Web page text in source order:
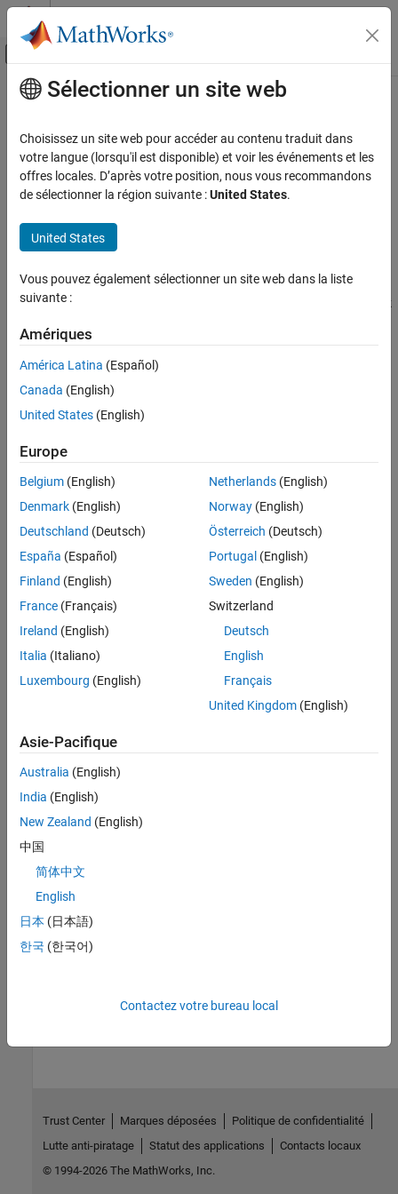
Passer au contenu
Activer/désactiver l'affichage du menu
Accueil de la documentation
Simulink Check
Clone Content Metric
ON THIS PAGE
Metric ID
Computation Details
See Also
Contenu principal
Clone Content Metric
Metric ID
Metric ID:mathworks.metrics.CloneContent
Description
Metric Type: Architecture
Use this metric to calculate the fraction of the total number of
subcomponents that are clones. Clones must have identical block
values. For more information on clone detection, see
Component Reuse by Using Clone Detection
This metric is available with
this metric, usegetMetrics
Computation Details
Analyzes content in masked subsystems.
If specified, analyzes the content of library-linked blocks or
referenced models.
Results
For this metric, instances of slmetric.metric.Result
following results:
: Fraction of total number of subcomponents that are
AggregatedValue
Measures
of components, and clone group number.
See Also
Model Metrics
Topics
How useful was this information?
Sélectionner un site web
Choisissez un site web pour accéder au contenu traduit dans
votre langue (lorsqu'il est disponible) et voir les événements et les
offres locales. D’après votre position, nous vous recommandons
de sélectionner la région suivante :United States.
United States
Vous pouvez également sélectionner un site web dans la liste
suivante :
Amériques
América Latina (Español)
Canada (English)
United States (English)
Europe
Belgium (English)
Denmark (English)
Deutschland (Deutsch)
España (Español)
Finland (English)
France (Français)
Ireland (English)
Italia (Italiano)
Luxembourg (English)
Netherlands(English)
Norway(English)
Österreich (Deutsch)
Portugal (English)
Sweden (English)
Switzerland
Deutsch
English
Français
United Kingdom(English)
Asie-Pacifique
Australia (English)
India (English)
New Zealand (English)
中国
简体中文
English
日本 (日本語)
한국 (한국어)
Contactez votre bureau local
Trust Center Marques déposées
Politique de confidentialité
Lutte anti-piratage
Statut des applications
Contacts locaux
© 1994-2026 The MathWorks, Inc.